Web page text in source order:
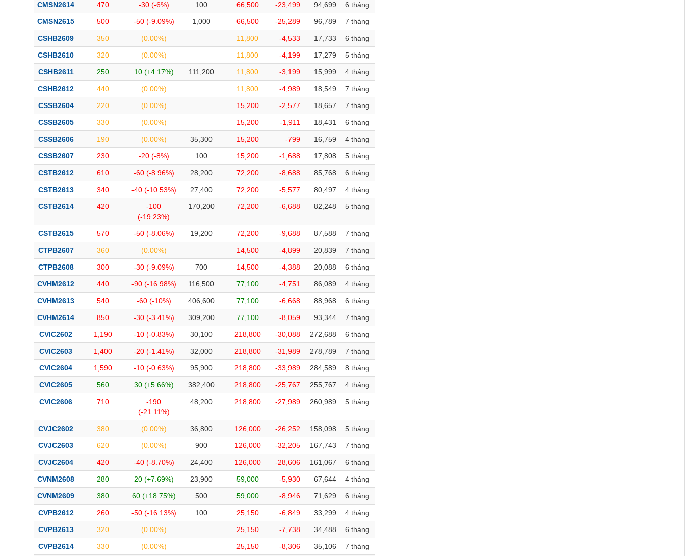
CMSN2614 470 -30 (-6%) 100 66,500 -23,499 94,699 6 tháng
CMSN2615 500 -50 (-9.09%) 1,000 66,500 -25,289 96,789 7 tháng
CSHB2609 350 (0.00%) 11,800 -4,533 17,733 6 tháng
CSHB2610 320 (0.00%) 11,800 -4,199 17,279 5 tháng
CSHB2611 250 10 (+4.17%) 111,200 11,800 -3,199 15,999 4 tháng
CSHB2612 440 (0.00%) 11,800 -4,989 18,549 7 tháng
CSSB2604 220 (0.00%) 15,200 -2,577 18,657 7 tháng
CSSB2605 330 (0.00%) 15,200 -1,911 18,431 6 tháng
CSSB2606 190 (0.00%) 35,300 15,200 -799 16,759 4 tháng
CSSB2607 230 -20 (-8%) 100 15,200 -1,688 17,808 5 tháng
CSTB2612 610 -60 (-8.96%) 28,200 72,200 -8,688 85,768 6 tháng
CSTB2613 340 -40 (-10.53%) 27,400 72,200 -5,577 80,497 4 tháng
CSTB2614 420
-100
(-19.23%)
170,200 72,200 -6,688 82,248 5 tháng
CSTB2615 570 -50 (-8.06%) 19,200 72,200 -9,688 87,588 7 tháng
CTPB2607 360 (0.00%) 14,500 -4,899 20,839 7 tháng
CTPB2608 300 -30 (-9.09%) 700 14,500 -4,388 20,088 6 tháng
CVHM2612 440 -90 (-16.98%) 116,500 77,100 -4,751 86,089 4 tháng
CVHM2613 540 -60 (-10%) 406,600 77,100 -6,668 88,968 6 tháng
CVHM2614 850 -30 (-3.41%) 309,200 77,100 -8,059 93,344 7 tháng
CVIC2602 1,190 -10 (-0.83%) 30,100 218,800 -30,088 272,688 6 tháng
CVIC2603 1,400 -20 (-1.41%) 32,000 218,800 -31,989 278,789 7 tháng
CVIC2604 1,590 -10 (-0.63%) 95,900 218,800 -33,989 284,589 8 tháng
CVIC2605 560 30 (+5.66%) 382,400 218,800 -25,767 255,767 4 tháng
CVIC2606 710
-190
(-21.11%)
48,200 218,800 -27,989 260,989 5 tháng
CVJC2602 380 (0.00%) 36,800 126,000 -26,252 158,098 5 tháng
CVJC2603 620 (0.00%) 900 126,000 -32,205 167,743 7 tháng
CVJC2604 420 -40 (-8.70%) 24,400 126,000 -28,606 161,067 6 tháng
CVNM2608 280 20 (+7.69%) 23,900 59,000 -5,930 67,644 4 tháng
CVNM2609 380 60 (+18.75%) 500 59,000 -8,946 71,629 6 tháng
CVPB2612 260 -50 (-16.13%) 100 25,150 -6,849 33,299 4 tháng
CVPB2613 320 (0.00%) 25,150 -7,738 34,488 6 tháng
CVPB2614 330 (0.00%) 25,150 -8,306 35,106 7 tháng